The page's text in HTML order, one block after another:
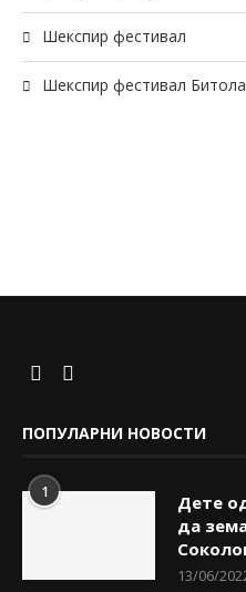
Шекспир фестивал
Шекспир фестивал Битола
ПОПУЛАРНИ НОВОСТИ
1
Дете
да
13/06/